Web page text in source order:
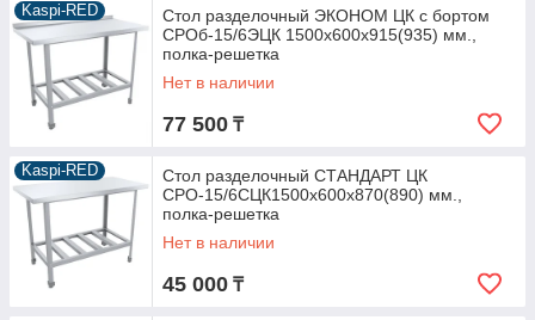
Kaspi-RED
Стол разделочный ЭКОНОМ ЦК с бортом
СРОб-15/6ЭЦК 1500х600х915(935) мм.,
полка-решетка
Нет в наличии
77 500 ₸
Kaspi-RED
Стол разделочный СТАНДАРТ ЦК
СРО-15/6СЦК1500х600х870(890) мм.,
полка-решетка
Нет в наличии
45 000 ₸